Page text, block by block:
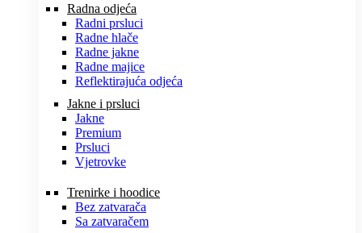
Radna odjeća
Radni prsluci
Radne hlače
Radne jakne
Radne majice
Reflektirajuća odjeća
Jakne i prsluci
Jakne
Premium
Prsluci
Vjetrovke
Trenirke i hoodice
Bez zatvarača
Sa zatvaračem